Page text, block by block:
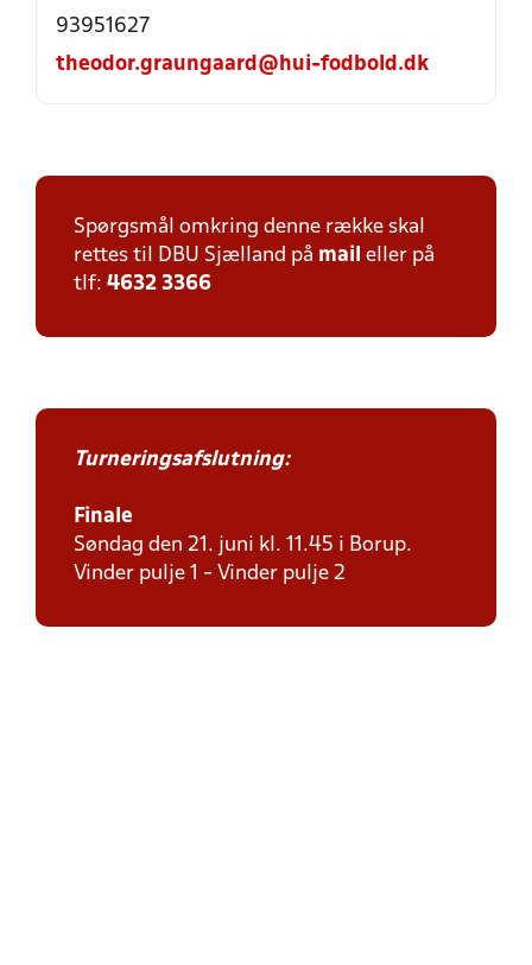
93951627
theodor.graungaard@hui-fodbold.dk
Spørgsmål omkring denne række skal
rettes til DBU Sjælland på mail eller på
tlf: 4632 3366
Turneringsafslutning:
Finale
Søndag den 21. juni kl. 11.45 i Borup.
Vinder pulje 1 - Vinder pulje 2